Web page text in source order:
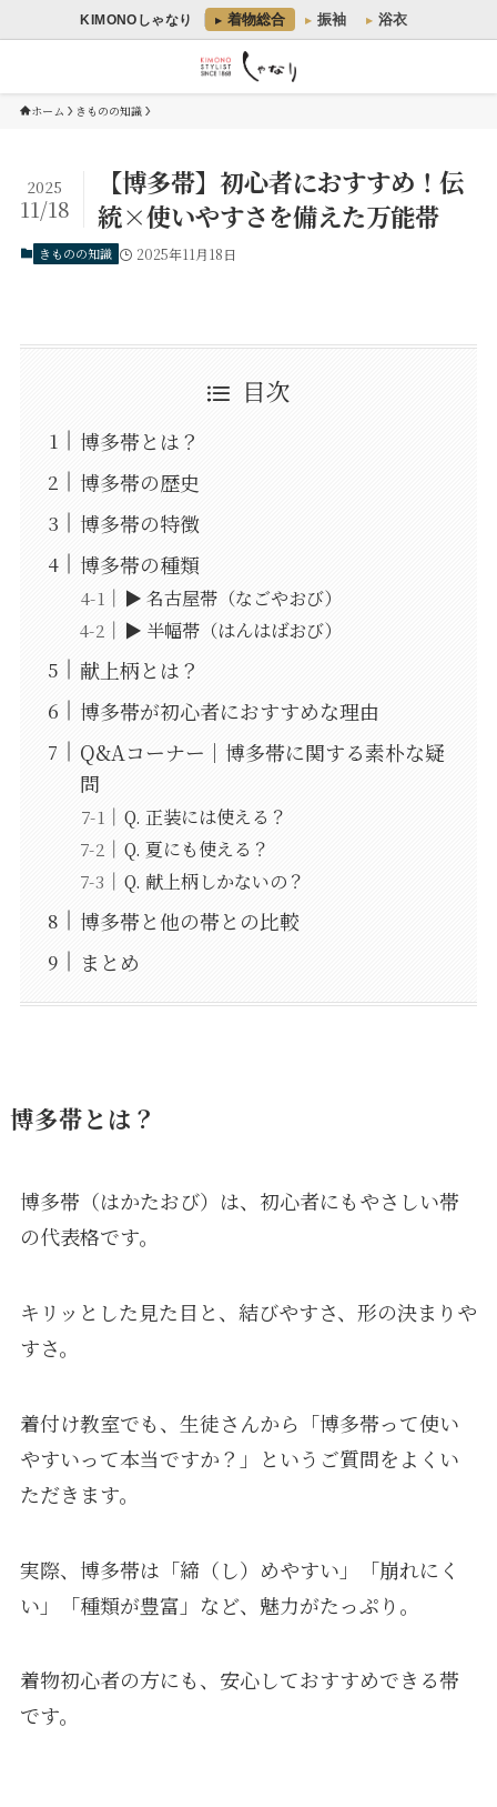
KIMONOしゃなり 着物総合 振袖 浴衣
ホーム きものの知識
【博多帯】初心者におすすめ！伝
統×使いやすさを備えた万能帯
2025
11/18
きものの知識 2025年11月18日
目次
博多帯とは？
博多帯の歴史
博多帯の特徴
博多帯の種類
▶ 名古屋帯（なごやおび）
▶ 半幅帯（はんはばおび）
献上柄とは？
博多帯が初心者におすすめな理由
Q&Aコーナー｜博多帯に関する素朴な疑
問
Q. 正装には使える？
Q. 夏にも使える？
Q. 献上柄しかないの？
博多帯と他の帯との比較
まとめ
博多帯とは？
博多帯（はかたおび）は、初心者にもやさしい帯
の代表格です。
キリッとした見た目と、結びやすさ、形の決まりや
すさ。
着付け教室でも、生徒さんから「博多帯って使い
やすいって本当ですか？」というご質問をよくい
ただきます。
実際、博多帯は「締（し）めやすい」「崩れにく
い」「種類が豊富」など、魅力がたっぷり。
着物初心者の方にも、安心しておすすめできる帯
です。